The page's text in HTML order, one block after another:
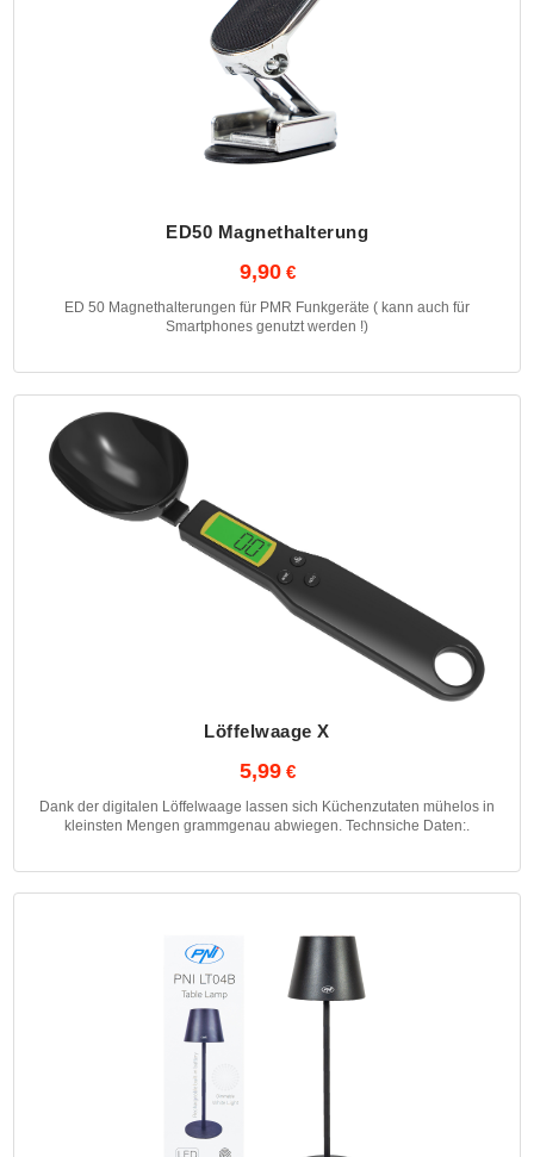
ED50 Magnethalterung
9,90
ED 50 Magnethalterungen für PMR Funkgeräte ( kann auch für
Smartphones genutzt werden !)
Löffelwaage X
5,99
Dank der digitalen Löffelwaage lassen sich Küchenzutaten mühelos in
kleinsten Mengen grammgenau abwiegen. Technsiche Daten:.